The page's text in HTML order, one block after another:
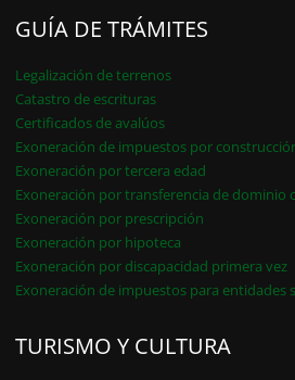
GUÍA DE TRÁMITES
Legalización de terrenos
Catastro de escrituras
Certificados de avalúos
Exoneración de impuestos por
Exoneración por tercera edad
Exoneración por transferencia de dominio
Exoneración por prescripción
Exoneración por hipoteca
Exoneración por discapacidad primera vez
Exoneración de impuestos para entidades
TURISMO Y CULTURA